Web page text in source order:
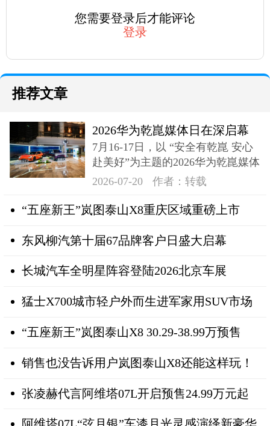
您需要登录后才能评论
登录
推荐文章
2026华为乾崑媒体日在深启幕
奕境X9登场
7月16-17日，以 “安全有乾崑 安心
赴美好”为主题的2026华为乾崑媒体
日在深成功举办
2026-07-20 作者：转载
“五座新王”岚图泰山X8重庆区域重磅上市
东风柳汽第十届67品牌客户日盛大启幕
长城汽车全明星阵容登陆2026北京车展
猛士X700城市轻户外而生进军家用SUV市场
“五座新王”岚图泰山X8 30.29-38.99万预售
销售也没告诉用户岚图泰山X8还能这样玩！
张凌赫代言阿维塔07L开启预售24.99万元起